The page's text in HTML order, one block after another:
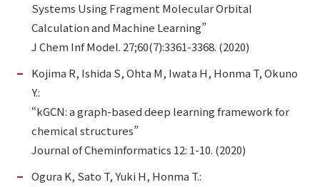
Systems Using Fragment Molecular Orbital
Calculation and Machine Learning”
J Chem Inf Model. 27;60(7):3361-3368. (2020)
Kojima R, Ishida S, Ohta M, Iwata H, Honma T, Okuno
Y.:
“kGCN: a graph-based deep learning framework for
chemical structures”
Journal of Cheminformatics 12: 1-10. (2020)
Ogura K, Sato T, Yuki H, Honma T.: